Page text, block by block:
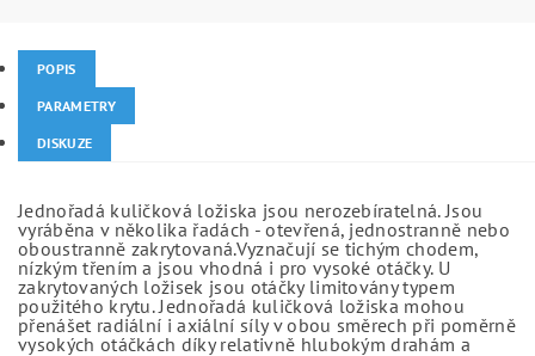
POPIS
PARAMETRY
DISKUZE
Jednořadá kuličková ložiska jsou nerozebíratelná. Jsou
vyráběna v několika řadách - otevřená, jednostranně nebo
oboustranně zakrytovaná.Vyznačují se tichým chodem,
nízkým třením a jsou vhodná i pro vysoké otáčky. U
zakrytovaných ložisek jsou otáčky limitovány typem
použitého krytu. Jednořadá kuličková ložiska mohou
přenášet radiální i axiální síly v obou směrech při poměrně
vysokých otáčkách díky relativně hlubokým drahám a